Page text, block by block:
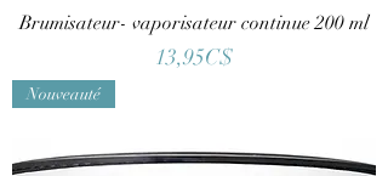
Brumisateur- vaporisateur continue 200 ml
Price
13,95C$
Nouveauté